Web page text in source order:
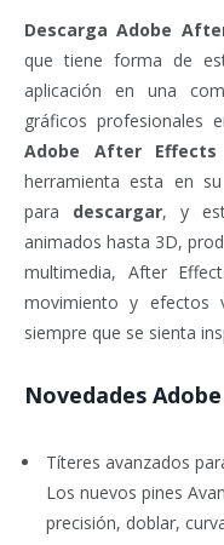
Descarga Adobe
que tiene forma de
aplicación en una
gráficos profesionales
Adobe After Effects
herramienta esta en su
para descargar, y
animados hasta 3D,
multimedia, After
movimiento y efectos
siempre que se sienta
Novedades
Títeres avanzados
Los nuevos pines
precisión, doblar,